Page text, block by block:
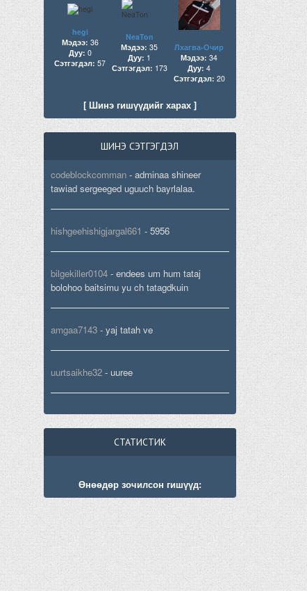
hegi
Мэдээ: 36
Дуу: 0
Сэтгэгдэл:57
NeaTon
Мэдээ: 35
Дуу: 1
Сэтгэгдэл: 173
Лхагва-Очир
Мэдээ: 34
Дуу: 4
Сэтгэгдэл: 20
[ Шинэ гишүүдийг харах ]
ШИНЭ СЭТГЭГДЭЛ
codeblockcomman- adminaa shineer
tawiad sergeeged uguuch bayrlalaa.
hishgeehishigjargal661 - 5956
bilgekiller0104- endees um hum tataj
bolohoo baitsimu yu ch tatagdkuin
amgaa7143- yaj tatah ve
uurtsaikhe32- uuree
СТАТИСТИК
Өнөөдөр зочилсон гишүүд: